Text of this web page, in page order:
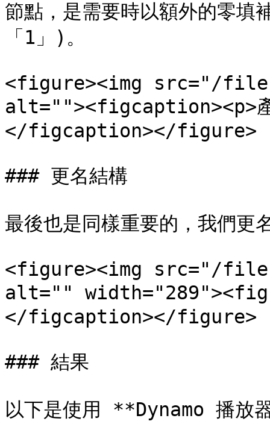
節點，是需要時以額外的零
「1」)。
<figure><img src="/
alt=""><figcaption><p>產
</figcaption></figure>
### 更名結構
最後也是同樣重要的，我們更
<figure><img src="/files/
alt=""
</figcaption></figure>
### 結果
以下是使用 **Dynamo 播放